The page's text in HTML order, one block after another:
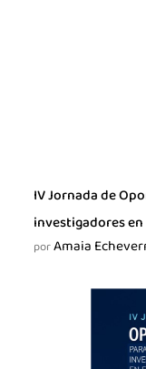
IV Jornada de
investigadores
porAmaia